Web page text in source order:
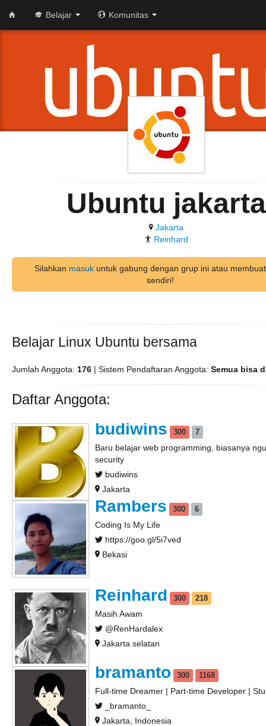
Belajar Komunitas
Ubuntu jakarta
Jakarta
Reinhard
Silahkan masuk untuk gabung dengan grup ini atau
sendiri!
Belajar Linux Ubuntu bersama
Jumlah Anggota: 176 | Sistem Pendaftaran Anggota: Semua bisa
Daftar Anggota:
budiwins 300 7
Baru belajar web programming, biasanya
security
budiwins
Jakarta
Rambers 300 6
Coding Is My Life
https://goo.gl/5i7ved
Bekasi
Reinhard 300 218
Masih Awam
@RenHardalex
Jakarta selatan
bramanto 300 1168
Full-time Dreamer | Part-time Developer |
_bramanto_
Jakarta, Indonesia